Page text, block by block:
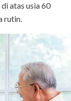
atas usia 60
rutin.